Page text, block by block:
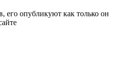
опубликуют как только он